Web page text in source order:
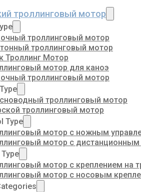
троллинговый мотор
троллинговый мотор
троллинговый мотор
Троллинг Мотор
мотор для каноэ
троллинговый мотор
троллинговый мотор
троллинговый мотор
Type
мотор с ножным
мотор с дистанционным
мотор с креплением на
мотор с носовым